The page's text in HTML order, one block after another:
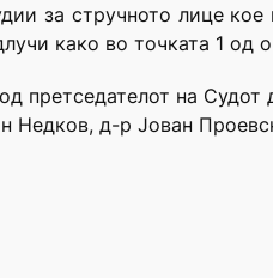
за стручното лице
како во точката 1 од
претседателот на
Недков, д-р Јован